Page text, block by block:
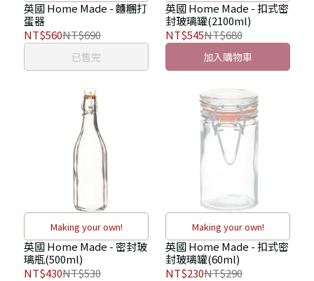
英國 Home Made - 麵糰打
蛋器
NT$560NT$690
已售完
英國 Home Made - 扣式密
封玻璃罐(2100ml)
NT$545NT$680
加入購物車
Making your own!
英國 Home Made - 密封玻
璃瓶(500ml)
NT$430NT$530
Making your own!
英國 Home Made - 扣式密
封玻璃罐(60ml)
NT$230NT$290